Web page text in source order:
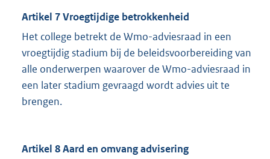
Artikel 7 Vroegtijdige betrokkenheid
Het college betrekt de Wmo-adviesraad in een
vroegtijdig stadium bij de beleidsvoorbereiding van
alle onderwerpen waarover de Wmo-adviesraad in
een later stadium gevraagd wordt advies uit te
brengen.
Artikel 8 Aard en omvang advisering